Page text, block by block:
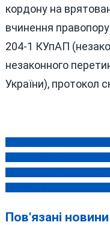
кордону на
вчинення
204-1 КУпАП
незаконного
України), протокол
Навігація
записів
Пов'язані новини